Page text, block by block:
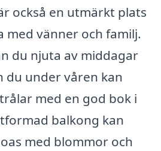
också en utmärkt plats
med vänner och familj.
du njuta av middagar
du under våren kan
med en god bok i
balkong kan
med blommor och